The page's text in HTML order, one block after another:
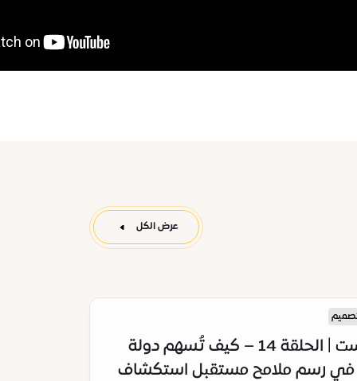
عرض الكل
البودكاست | الحلقة 14 – كيف تُسهم دولة
في رسم ملامح مستقبل استكشاف